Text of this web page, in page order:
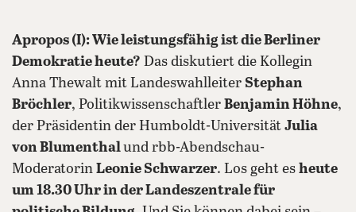
Apropos (I): Wie leistungsfähig ist die Berliner
Demokratie heute? Das diskutiert die Kollegin
Anna Thewalt mit Landeswahlleiter Stephan
Bröchler, Politikwissenschaftler Benjamin Höhne,
der Präsidentin der Humboldt-Universität Julia
von Blumenthalund rbb-Abendschau-
Moderatorin Leonie Schwarzer. Los geht es heute
um 18.30 Uhr in der Landeszentrale für